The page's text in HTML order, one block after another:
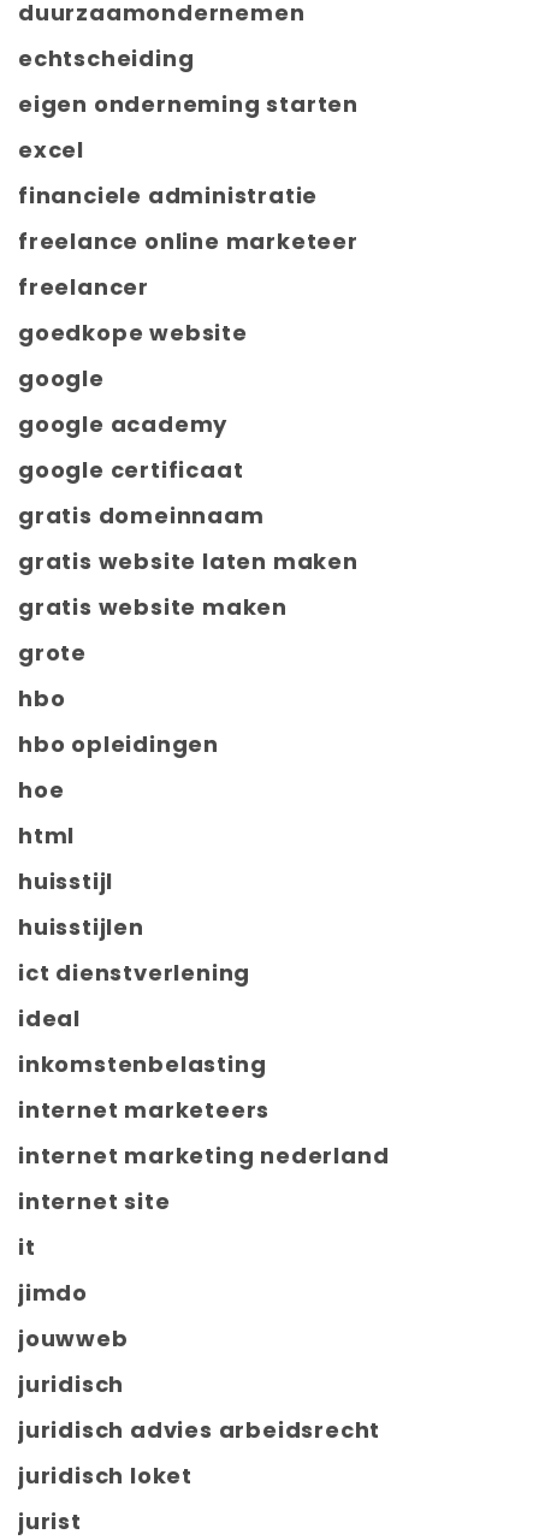
duurzaamondernemen
echtscheiding
eigen onderneming starten
excel
financiele administratie
freelance online marketeer
freelancer
goedkope website
google
google academy
google certificaat
gratis domeinnaam
gratis website laten maken
gratis website maken
grote
hbo
hbo opleidingen
hoe
html
huisstijl
huisstijlen
ict dienstverlening
ideal
inkomstenbelasting
internet marketeers
internet marketing nederland
internet site
it
jimdo
jouwweb
juridisch
juridisch advies arbeidsrecht
juridisch loket
jurist